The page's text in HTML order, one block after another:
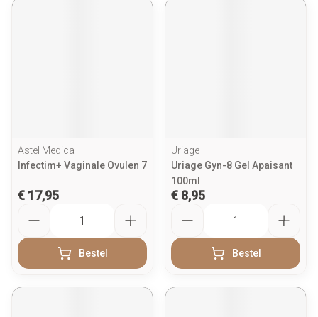
Astel Medica
Infectim+ Vaginale Ovulen 7
€ 17,95
Bestel
Uriage
Uriage Gyn-8 Gel Apaisant
100ml
€ 8,95
Bestel